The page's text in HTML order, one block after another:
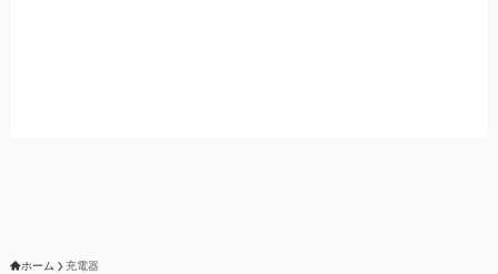
ホーム 充電器